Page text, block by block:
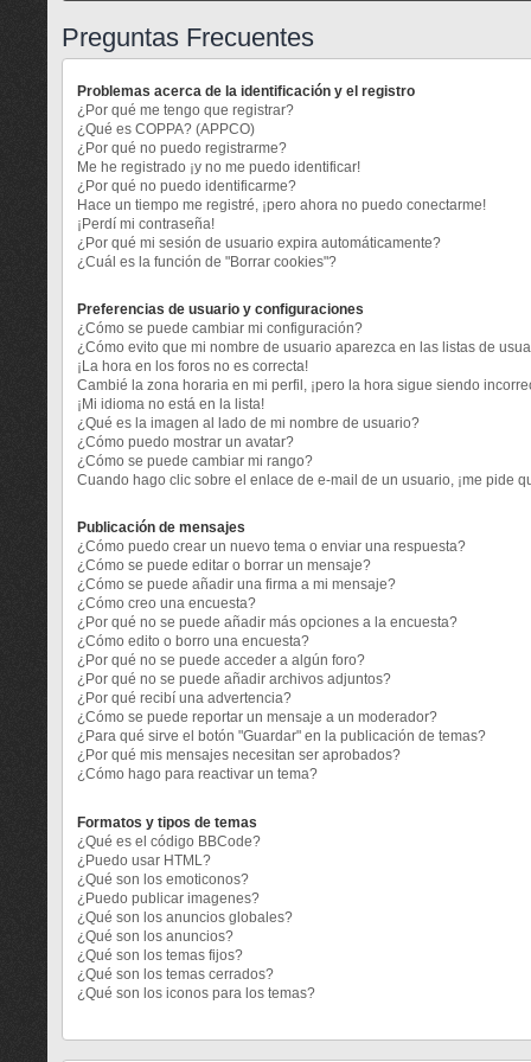
Preguntas Frecuentes
Problemas acerca de la identificación y el registro
¿Por qué me tengo que registrar?
¿Qué es COPPA? (APPCO)
¿Por qué no puedo registrarme?
Me he registrado ¡y no me puedo identificar!
¿Por qué no puedo identificarme?
Hace un tiempo me registré, ¡pero ahora no puedo conectarme!
¡Perdí mi contraseña!
¿Por qué mi sesión de usuario expira automáticamente?
¿Cuál es la función de "Borrar cookies"?
Preferencias de usuario y configuraciones
¿Cómo se puede cambiar mi configuración?
¿Cómo evito que mi nombre de usuario aparezca en las listas de
¡La hora en los foros no es correcta!
Cambié la zona horaria en mi perfil, ¡pero la hora sigue siendo
¡Mi idioma no está en la lista!
¿Qué es la imagen al lado de mi nombre de usuario?
¿Cómo puedo mostrar un avatar?
¿Cómo se puede cambiar mi rango?
Cuando hago clic sobre el enlace de e-mail de un usuario, ¡me pide
Publicación de mensajes
¿Cómo puedo crear un nuevo tema o enviar una respuesta?
¿Cómo se puede editar o borrar un mensaje?
¿Cómo se puede añadir una firma a mi mensaje?
¿Cómo creo una encuesta?
¿Por qué no se puede añadir más opciones a la encuesta?
¿Cómo edito o borro una encuesta?
¿Por qué no se puede acceder a algún foro?
¿Por qué no se puede añadir archivos adjuntos?
¿Por qué recibí una advertencia?
¿Cómo se puede reportar un mensaje a un moderador?
¿Para qué sirve el botón "Guardar" en la publicación de temas?
¿Por qué mis mensajes necesitan ser aprobados?
¿Cómo hago para reactivar un tema?
Formatos y tipos de temas
¿Qué es el código BBCode?
¿Puedo usar HTML?
¿Qué son los emoticonos?
¿Puedo publicar imagenes?
¿Qué son los anuncios globales?
¿Qué son los anuncios?
¿Qué son los temas fijos?
¿Qué son los temas cerrados?
¿Qué son los iconos para los temas?